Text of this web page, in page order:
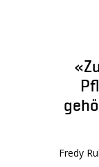
Fredy